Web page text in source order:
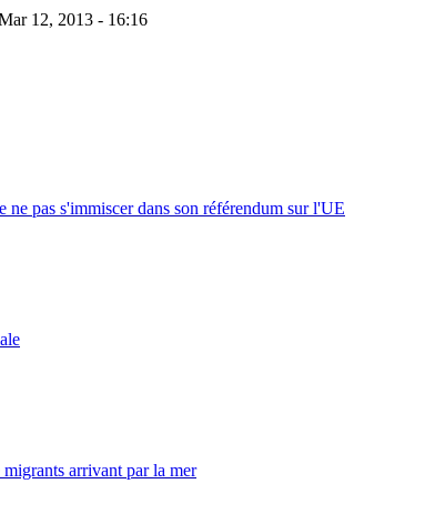
12, 2013 - 16:16
pas s'immiscer dans son référendum sur l'UE
arrivant par la mer